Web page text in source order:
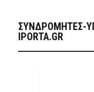
ΣΥΝΔΡΟΜΗΤΈΣ-
IPORTA.GR